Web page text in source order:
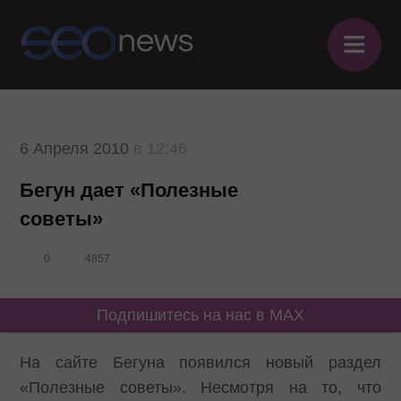
≡
6 Апреля 2010
Бегун дает «Полезные
советы»
0 4857
Подпишитесь на нас в MAX
На сайте Бегуна появился новый раздел
«Полезные советы». Несмотря на то, что